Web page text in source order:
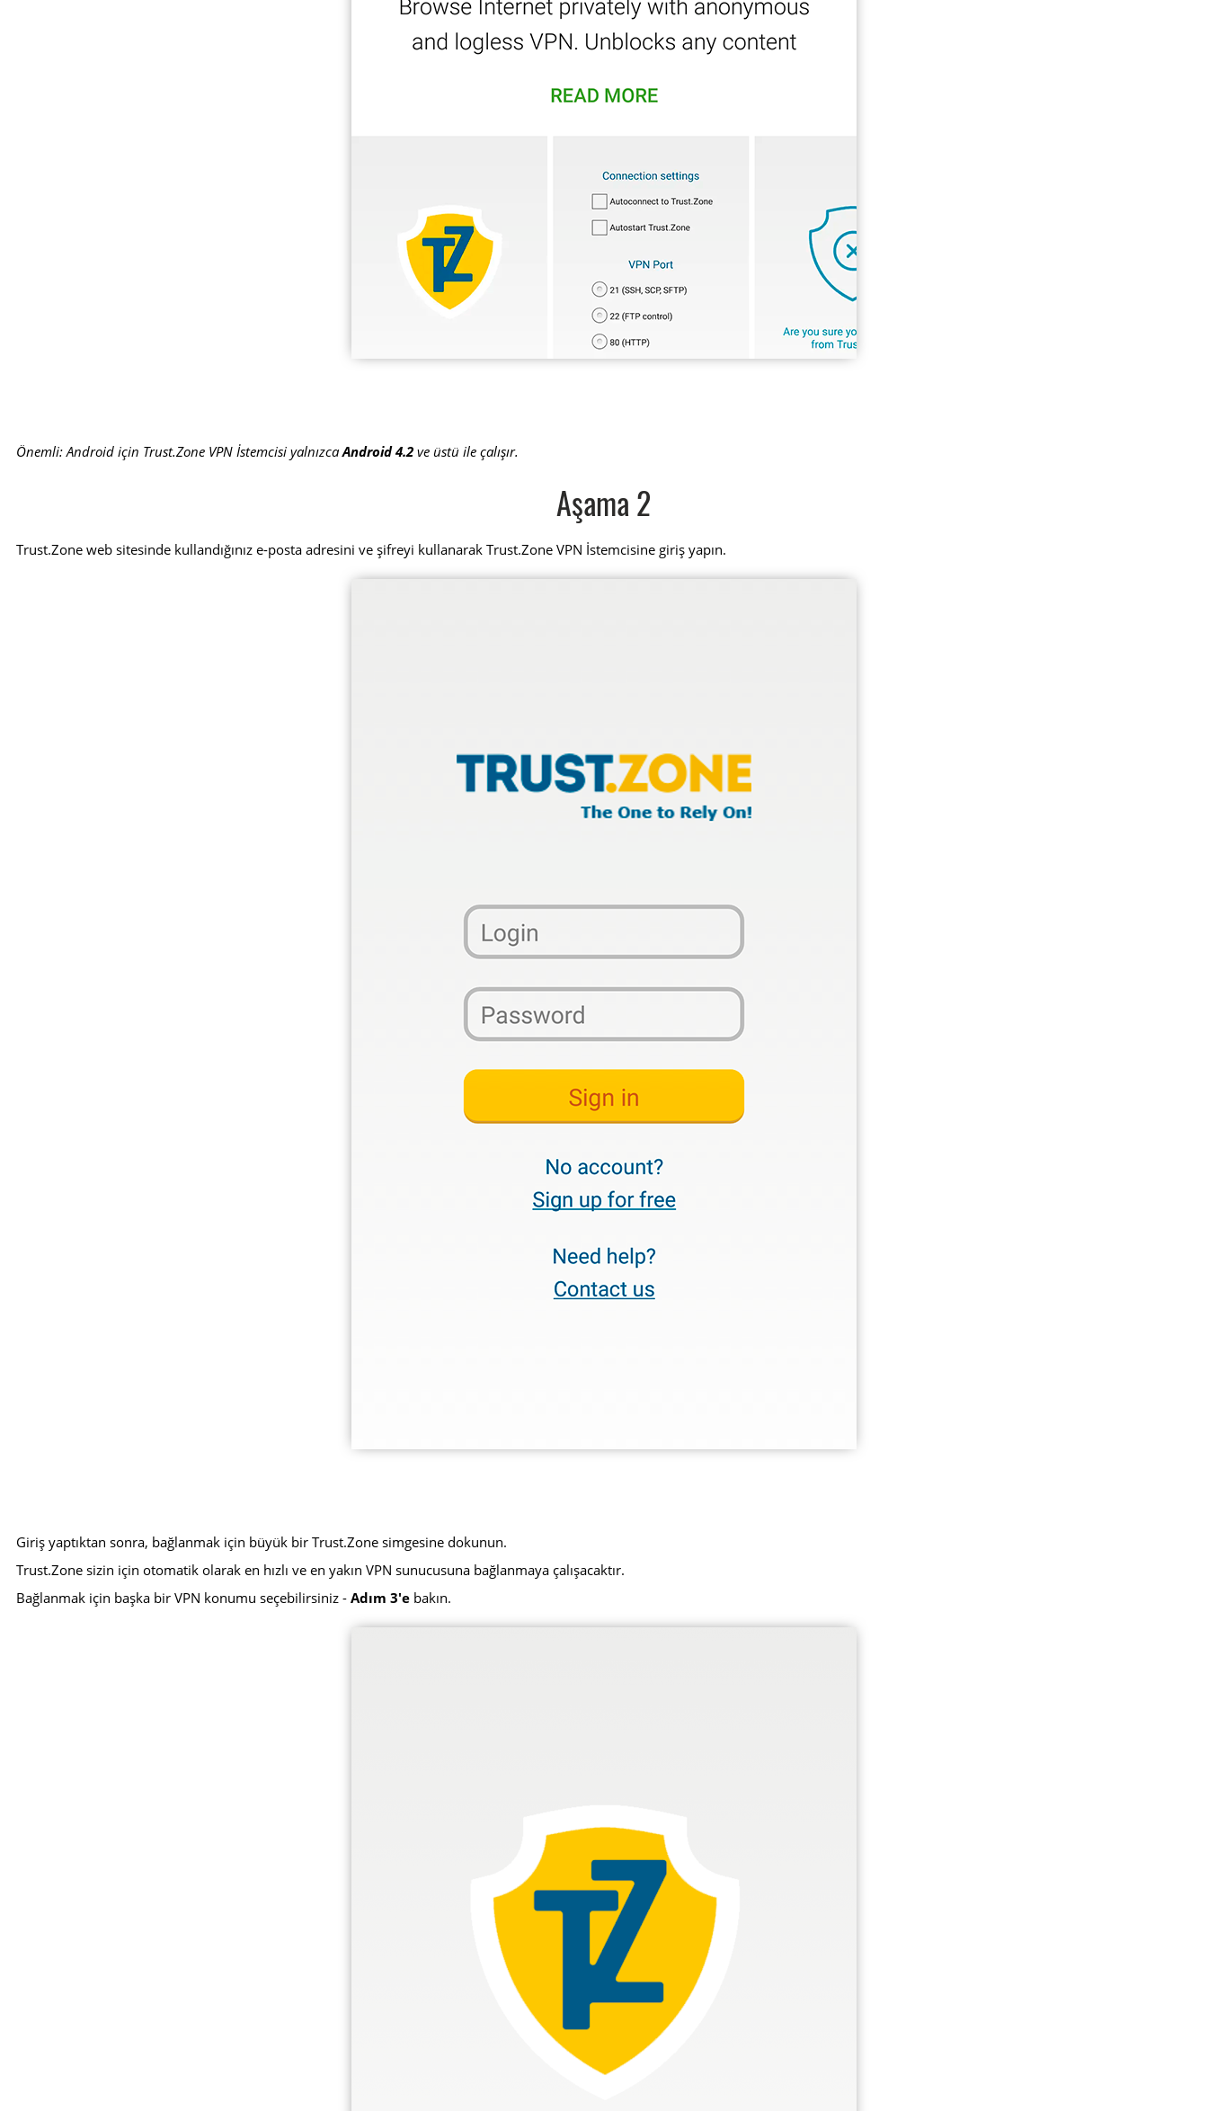
Önemli: Android için Trust.Zone VPN İstemcisi yalnızcaAndroid 4.2 ve üstü ile çalışır.
Aşama 2
Trust.Zone web sitesinde kullandığınız e-posta adresini ve şifreyi kullanarak Trust.Zone VPN İstemcisine giriş yapın.
Giriş yaptıktan sonra, bağlanmak için büyük bir Trust.Zone simgesine dokunun.
Trust.Zone sizin için otomatik olarak en hızlı ve en yakın VPN sunucusuna bağlanmaya çalışacaktır.
Bağlanmak için başka bir VPN konumu seçebilirsiniz -Adım 3'e bakın.